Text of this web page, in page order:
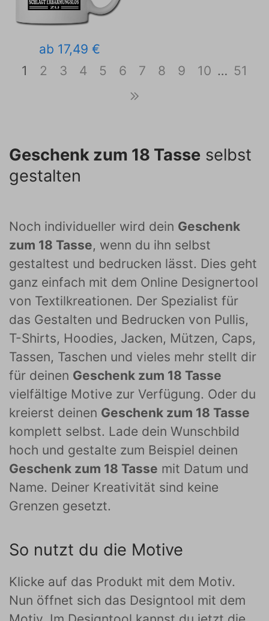
ab 17,49 €
1
2 3 4 5 6 7 8 9 10 … 51
Geschenk zum 18 Tasse selbst
gestalten
Noch individueller wird dein Geschenk
zum 18 Tasse, wenn du ihn selbst
gestaltest und bedrucken lässt. Dies geht
ganz einfach mit dem Online Designertool
von Textilkreationen. Der Spezialist für
das Gestalten und Bedrucken von Pullis,
T-Shirts, Hoodies, Jacken, Mützen, Caps,
Tassen, Taschen und vieles mehr stellt dir
für deinen Geschenk zum 18 Tasse
vielfältige Motive zur Verfügung. Oder du
kreierst deinen Geschenk zum 18 Tasse
komplett selbst. Lade dein Wunschbild
hoch und gestalte zum Beispiel deinen
Geschenk zum 18 Tasse mit Datum und
Name. Deiner Kreativität sind keine
Grenzen gesetzt.
So nutzt du die Motive
Klicke auf das Produkt mit dem Motiv.
Nun öffnet sich das Designtool mit dem